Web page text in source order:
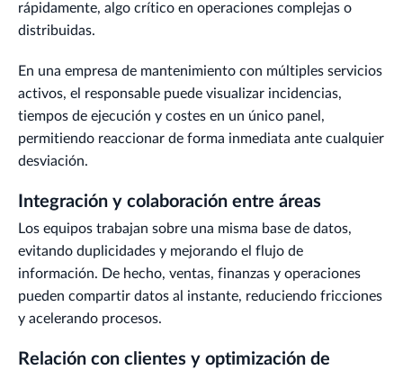
rápidamente, algo crítico en operaciones complejas o
distribuidas.
En una empresa de mantenimiento con múltiples servicios
activos, el responsable puede visualizar incidencias,
tiempos de ejecución y costes en un único panel,
permitiendo reaccionar de forma inmediata ante cualquier
desviación.
Integración y colaboración entre áreas
Los equipos trabajan sobre una misma base de datos,
evitando duplicidades y mejorando el flujo de
información. De hecho, ventas, finanzas y operaciones
pueden compartir datos al instante, reduciendo fricciones
y acelerando procesos.
Relación con clientes y optimización de